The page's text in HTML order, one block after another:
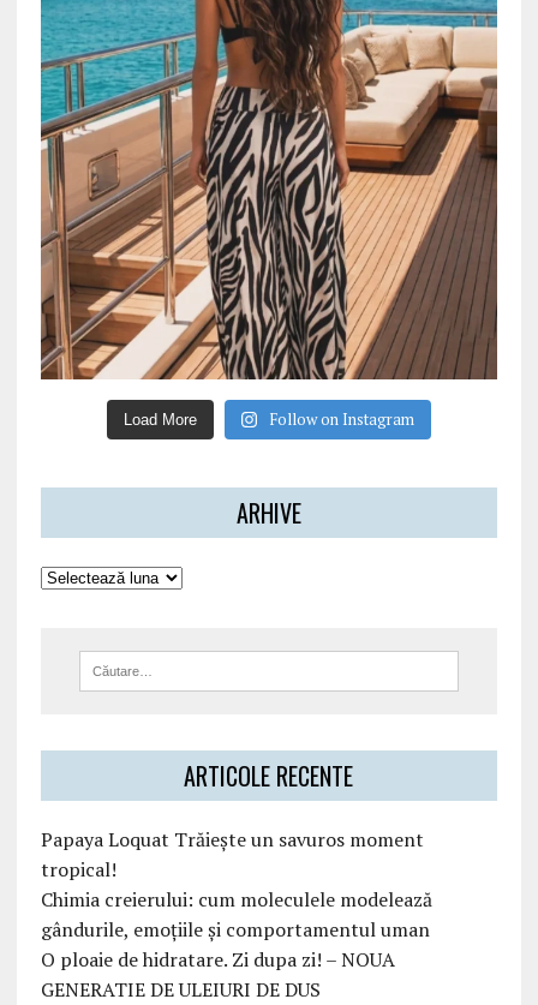
Load More Follow on Instagram
ARHIVE
ARTICOLE RECENTE
Papaya Loquat Trăiește un savuros moment
tropical!
Chimia creierului: cum moleculele modelează
gândurile, emoțiile și comportamentul uman
O ploaie de hidratare. Zi dupa zi! – NOUA
GENERATIE DE ULEIURI DE DUS